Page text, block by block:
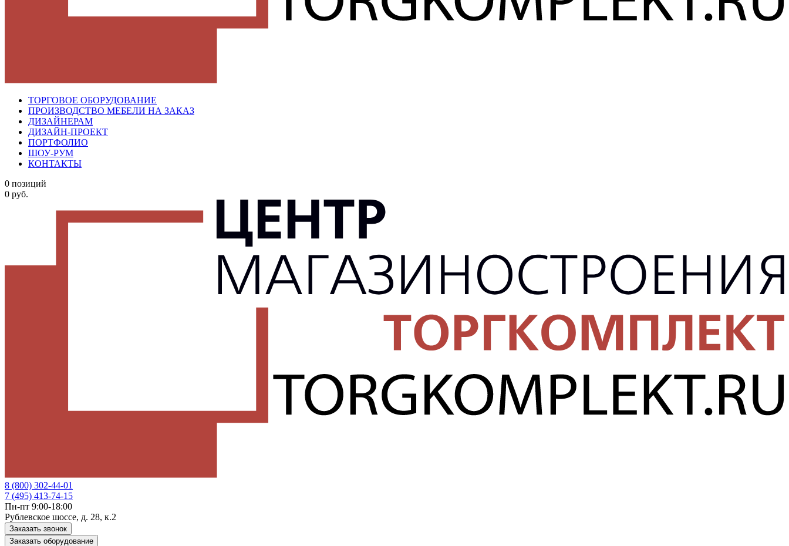
ТОРГОВОЕ ОБОРУДОВАНИЕ
ПРОИЗВОДСТВО МЕБЕЛИ НА ЗАКАЗ
ДИЗАЙНЕРАМ
ДИЗАЙН-ПРОЕКТ
ПОРТФОЛИО
ШОУ-РУМ
КОНТАКТЫ
0 позиций
0 руб.
8 (800) 302-44-01
7 (495) 413-74-15
Пн-пт 9:00-18:00
Рублевское шоссе, д. 28, к.2
Заказать звонок
Заказать оборудование